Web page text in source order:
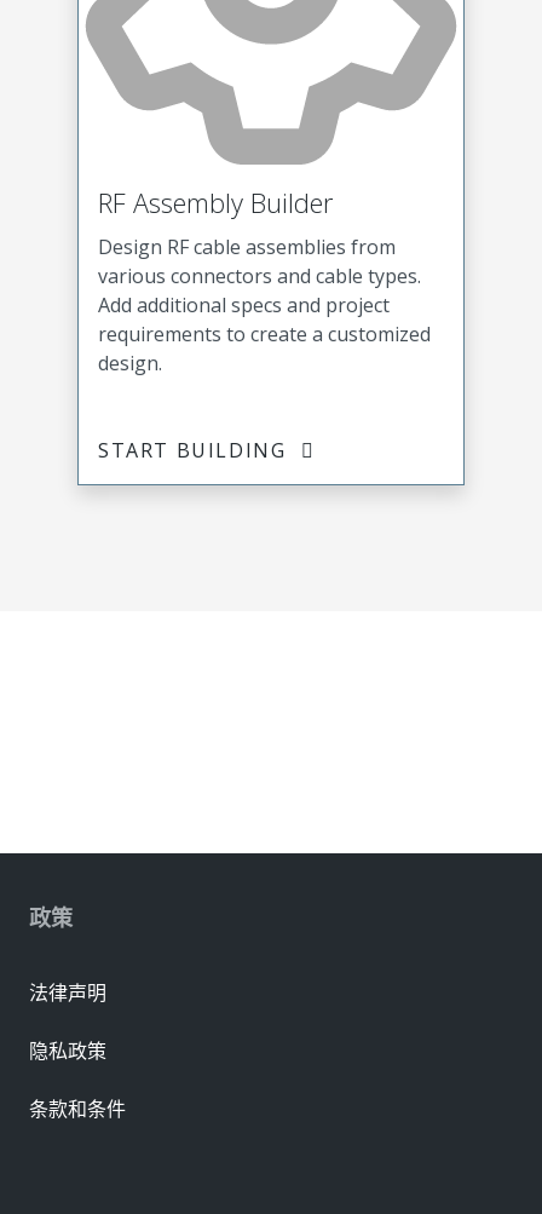
RF Assembly Builder
Design RF cable assemblies from
various connectors and cable types.
Add additional specs and project
requirements to create a customized
design.
START BUILDING
政策
法律声明
隐私政策
条款和条件